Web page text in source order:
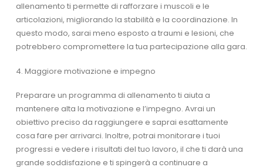
allenamento ti permette di rafforzare i muscoli e le
articolazioni, migliorando la stabilità e la coordinazione. In
questo modo, sarai meno esposto a traumi e lesioni, che
potrebbero compromettere la tua partecipazione alla gara.
4. Maggiore motivazione e impegno
Preparare un programma di allenamento ti aiuta a
mantenere alta la motivazione e l’impegno. Avrai un
obiettivo preciso da raggiungere e saprai esattamente
cosa fare per arrivarci. Inoltre, potrai monitorare i tuoi
progressi e vedere i risultati del tuo lavoro, il che ti darà una
grande soddisfazione e ti spingerà a continuare a